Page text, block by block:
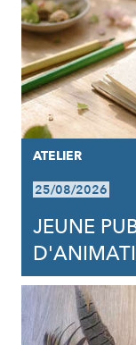
ATELIER
25/08/2026
JEUNE